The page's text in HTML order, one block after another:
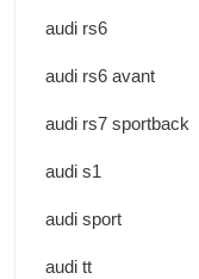
audi rs6
audi rs6 avant
audi rs7 sportback
audi s1
audi sport
audi tt